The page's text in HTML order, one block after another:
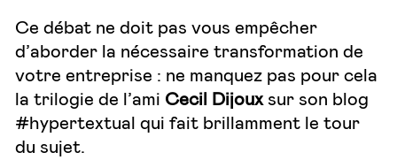
Ce débat ne doit pas vous empêcher
d’aborder la nécessaire transformation de
votre entreprise : ne manquez pas pour cela
la trilogie de l’ami Cecil Dijoux sur son blog
#hypertextual qui fait brillamment le tour
du sujet.